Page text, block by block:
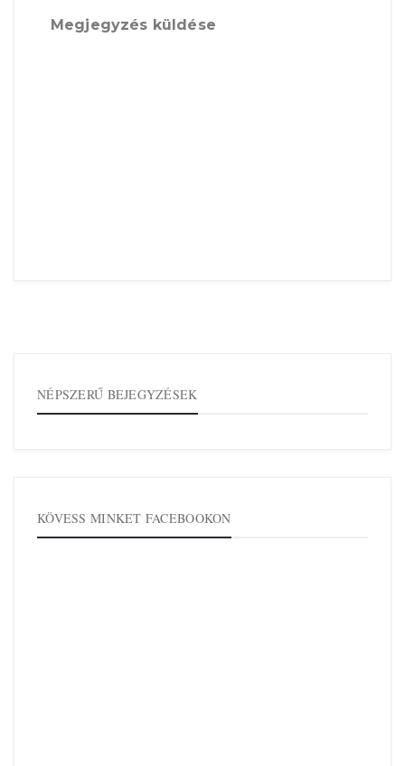
Megjegyzés küldése
NÉPSZERŰ BEJEGYZÉSEK
KÖVESS MINKET FACEBOOKON